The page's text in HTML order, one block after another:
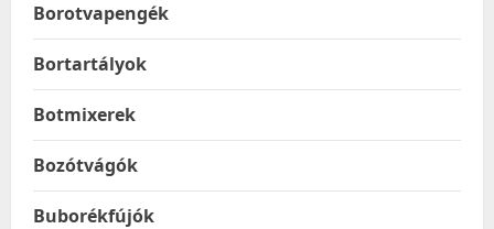
Borotvapengék
Bortartályok
Botmixerek
Bozótvágók
Buborékfújók